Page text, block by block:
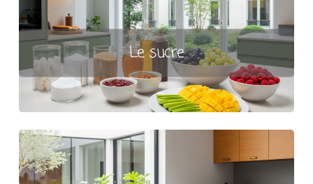
Le sucre